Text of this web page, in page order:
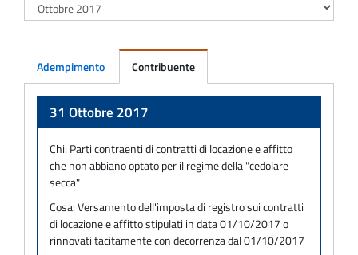
Adempimento Contribuente
31 Ottobre 2017
Chi: Parti contraenti di contratti di locazione e affitto
che non abbiano optato per il regime della "cedolare
secca"
Cosa:Versamento dell'imposta di registro sui contratti
di locazione e affitto stipulati in data 01/10/2017 o
rinnovati tacitamente con decorrenza dal 01/10/2017